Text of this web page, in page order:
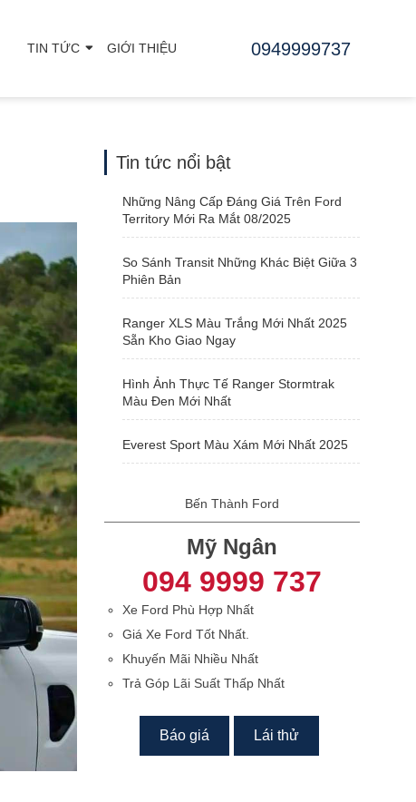
TIN TỨC GIỚI THIỆU 0949999737
Tin tức nổi bật
Những Nâng Cấp Đáng Giá Trên Ford
Territory Mới Ra Mắt 08/2025
So Sánh Transit Những Khác Biệt Giữa 3
Phiên Bản
Ranger XLS Màu Trắng Mới Nhất 2025
Sẵn Kho Giao Ngay
Hình Ảnh Thực Tế Ranger Stormtrak
Màu Đen Mới Nhất
Everest Sport Màu Xám Mới Nhất 2025
Bến Thành Ford
Mỹ Ngân
094 9999 737
Xe Ford Phù Hợp Nhất
Giá Xe Ford Tốt Nhất.
Khuyến Mãi Nhiều Nhất
Trả Góp Lãi Suất Thấp Nhất
Báo giá Lái thử